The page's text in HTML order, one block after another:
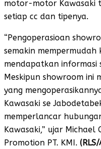
motor-motor Kawasaki
setiap cc dan tipenya.
“Pengoperasioan
semakin mempermudah
mendapatkan informasi
Meskipun showroom ini
yang
Kawasaki se
memperlancar
Kawasaki,” ujar Michael
Promotion PT. KMI.